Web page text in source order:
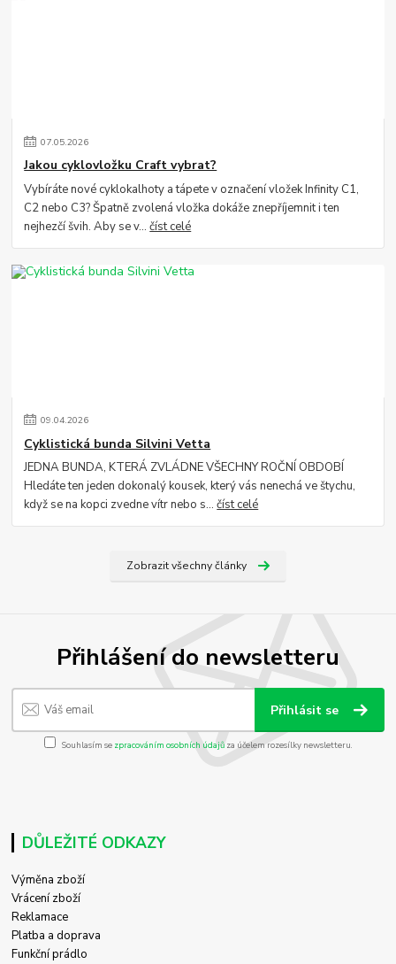
07.05.2026
Jakou cyklovložku Craft vybrat?
Vybíráte nové cyklokalhoty a tápete v označení vložek Infinity C1,
C2 nebo C3? Špatně zvolená vložka dokáže znepříjemnit i ten
nejhezčí švih. Aby se v...číst celé
09.04.2026
Cyklistická bunda Silvini Vetta
JEDNA BUNDA, KTERÁ ZVLÁDNE VŠECHNY ROČNÍ OBDOBÍ
Hledáte ten jeden dokonalý kousek, který vás nenechá ve štychu,
když se na kopci zvedne vítr nebo s...číst celé
Zobrazit všechny články
Přihlášení do newsletteru
Přihlásit se
Souhlasím se zpracováním osobních údajůza účelem rozesílky newsletteru.
DŮLEŽITÉ ODKAZY
Výměna zboží
Vrácení zboží
Reklamace
Platba a doprava
Funkční prádlo